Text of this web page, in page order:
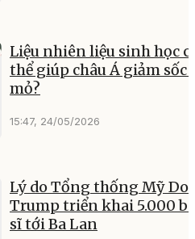
Liệu nhiên liệu sinh học
thể giúp châu Á giảm sốc
mỏ?
15:47, 24/05/2026
Lý do Tổng thống Mỹ
Trump triển khai 5.000
sĩ tới Ba Lan